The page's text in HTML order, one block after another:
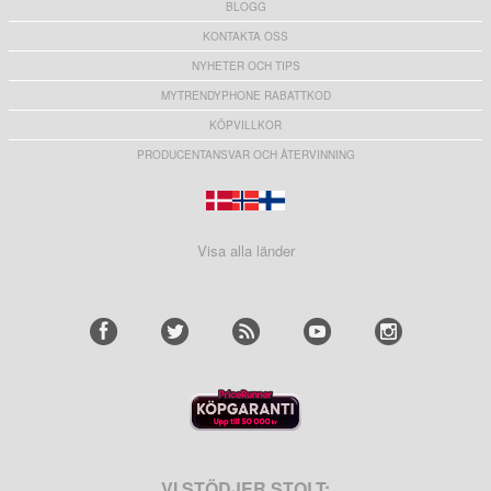
BLOGG
KONTAKTA OSS
NYHETER OCH TIPS
MYTRENDYPHONE RABATTKOD
KÖPVILLKOR
PRODUCENTANSVAR OCH ÅTERVINNING
Visa alla länder